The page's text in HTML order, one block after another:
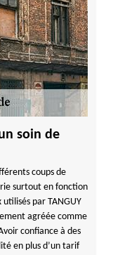
soin de
coups de
surtout en fonction
par TANGUY
agréée comme
confiance à des
en plus d’un tarif